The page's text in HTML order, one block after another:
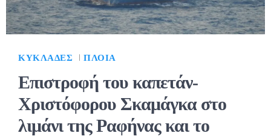
ΚΥΚΛΆΔΕΣ ΠΛΟΊΑ
Eπιστροφή του καπετάν-
Χριστόφορου Σκαμάγκα στο
λιμάνι της Ραφήνας και το